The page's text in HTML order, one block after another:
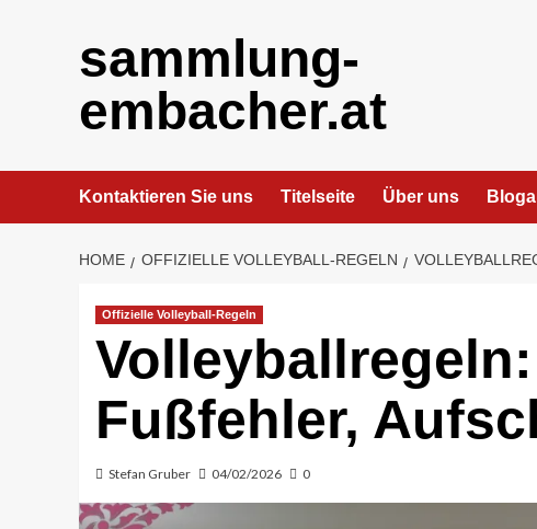
sammlung-
embacher.at
Kontaktieren Sie uns Titelseite Über uns
HOME OFFIZIELLE VOLLEYBALL-REGELN
Offizielle Volleyball-Regeln
Fußfehler,
Stefan Gruber 04/02/2026 0